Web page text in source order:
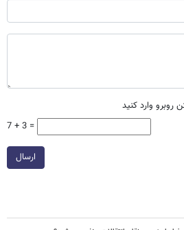
روبرو وارد کنید
7 + 3 =
ارسال